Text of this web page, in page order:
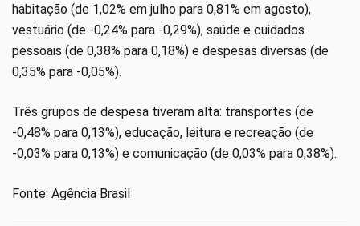
habitação (de 1,02% em julho para 0,81% em agosto),
vestuário (de -0,24% para -0,29%), saúde e cuidados
pessoais (de 0,38% para 0,18%) e despesas diversas (de
0,35% para -0,05%).
Três grupos de despesa tiveram alta: transportes (de
-0,48% para 0,13%), educação, leitura e recreação (de
-0,03% para 0,13%) e comunicação (de 0,03% para 0,38%).
Fonte: Agência Brasil